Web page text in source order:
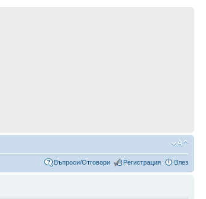
Въпроси/Отговори Регистрация Влез